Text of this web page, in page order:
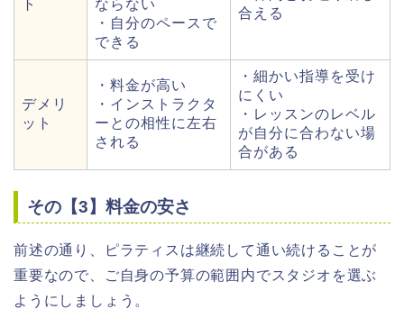
ト
ならない
・自分のペースで
できる
合える
デメリ
ット
・料金が高い
・インストラクタ
ーとの相性に左右
される
・細かい指導を受け
にくい
・レッスンのレベル
が自分に合わない場
合がある
その【3】料金の安さ
前述の通り、ピラティスは継続して通い続けることが
重要なので、ご自身の予算の範囲内でスタジオを選ぶ
ようにしましょう。